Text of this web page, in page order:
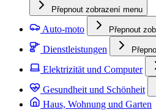
Přepnout zobrazení menu
Auto-moto Přepnout
Dienstleistungen
Elektrizität und Computer
Gesundheit und Schönheit
Haus, Wohnung und Garten